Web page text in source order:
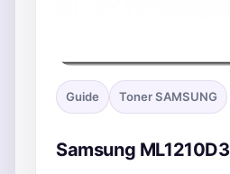
Guide Toner SAMSUNG
Samsung ML1210D3